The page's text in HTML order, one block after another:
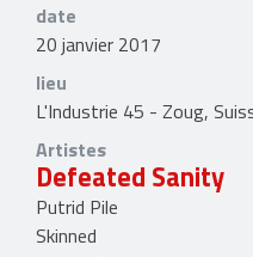
date
20 janvier 2017
lieu
L'Industrie 45 - Zoug,
Artistes
Defeated Sanity
Putrid Pile
Skinned